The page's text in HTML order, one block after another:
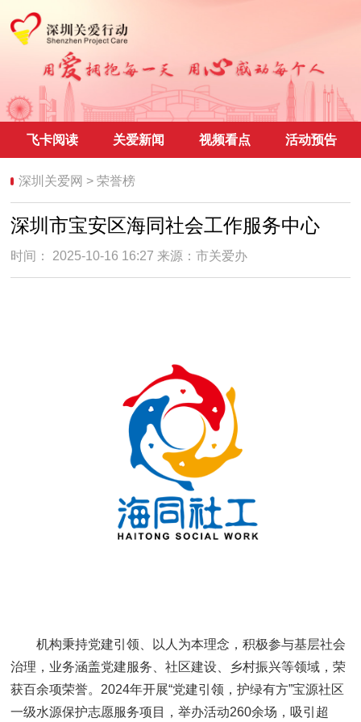
飞卡阅读 关爱新闻 视频看点 活动预告
深圳关爱网 >荣誉榜
深圳市宝安区海同社会工作服务中心
时间： 2025-10-16 16:27 来源：市关爱办
机构秉持党建引领、以人为本理念，积极参与基层社会
治理，业务涵盖党建服务、社区建设、乡村振兴等领域，荣
获百余项荣誉。2024年开展“党建引领，护绿有方”宝源社区
一级水源保护志愿服务项目，举办活动260余场，吸引超